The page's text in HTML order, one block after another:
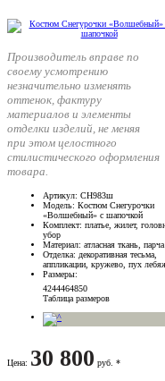
Производитель вправе по
своему усмотрению
незначительно изменять
оттенок, фактуру
материалов и элементы
отделки изделий, не меняя
при этом целостного
стилистического оформления
товара.
Артикул: СН983ш
Модель: Костюм Снегурочки
«Волшебный» с шапочкой
Комплект: платье, жилет,
убор
Материал: атласная ткань, парча
Отделка: декоративная тесьма,
аппликации, кружево, пух
Размеры:
4244464850
Таблица размеров
Цена: 30 800 руб. *